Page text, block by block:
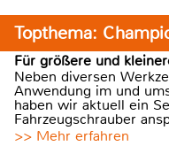
Topthema:
Für größere und
Neben diversen
Anwendung im und
haben wir aktuell ein
Fahrzeugschrauber
>> Mehr erfahren